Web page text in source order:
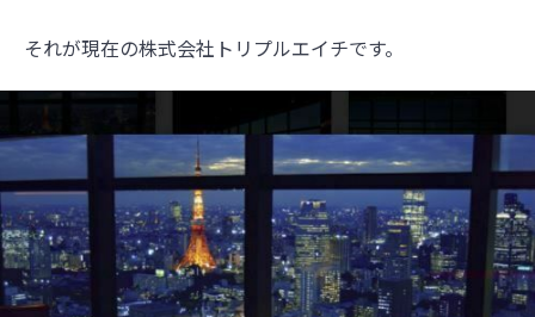
それが現在の株式会社トリプルエイチです。